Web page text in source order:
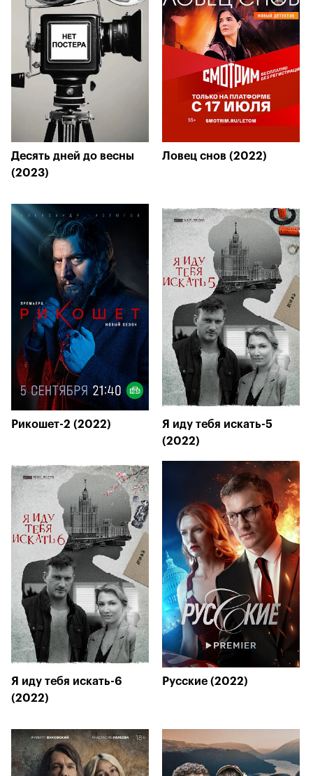
Десять дней до весны
(2023)
Ловец снов (2022)
Рикошет-2 (2022)
Я иду тебя искать-5
(2022)
Я иду тебя искать-6
(2022)
Русские (2022)